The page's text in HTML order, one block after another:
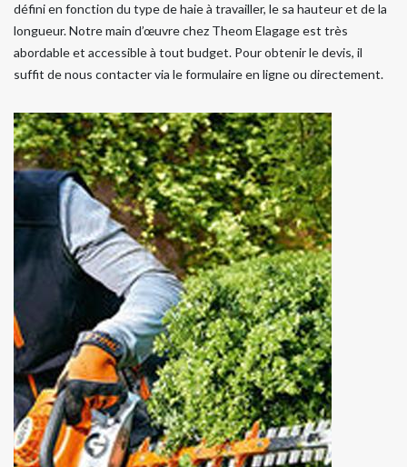
défini en fonction du type de haie à travailler, le sa hauteur et de la
longueur. Notre main d’œuvre chez Theom Elagage est très
abordable et accessible à tout budget. Pour obtenir le devis, il
suffit de nous contacter via le formulaire en ligne ou directement.